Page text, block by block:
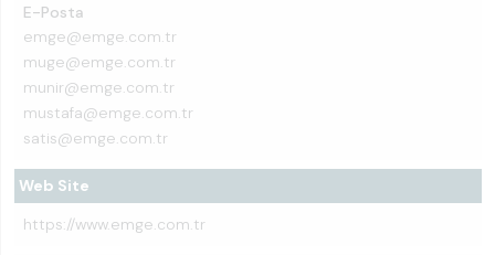
E-Posta
emge@emge.com.tr
muge@emge.com.tr
munir@emge.com.tr
mustafa@emge.com.tr
satis@emge.com.tr
Web Site
https://www.emge.com.tr